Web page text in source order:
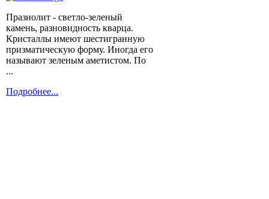
Празиолит - светло-зеленый
камень, разновидность кварца.
Кристаллы имеют шестигранную
призматическую форму. Иногда его
называют зеленым аметистом. По
...
Подробнее...